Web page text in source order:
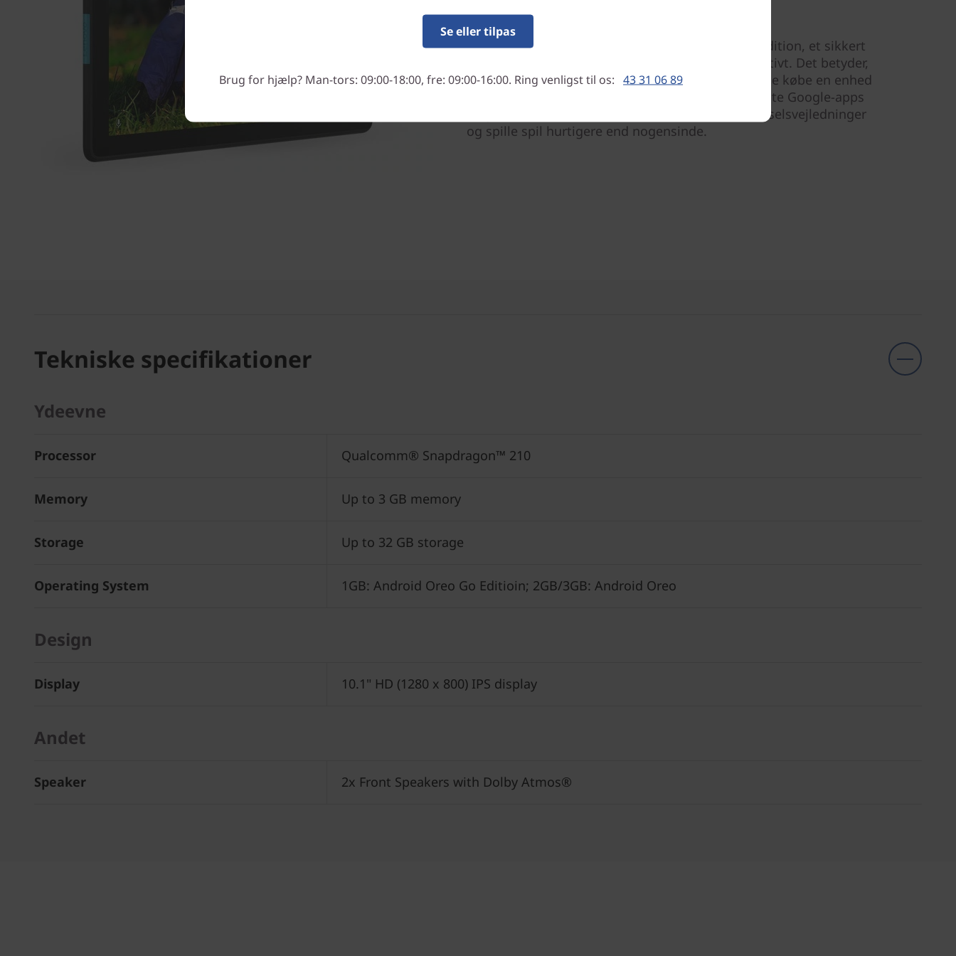
Klar, parat, start (1 GB-model)
Tab E10 med 1 GB kører på Android™ Oreo™ Go Edition, et sikkert
og let OS, som bruger din tablets ressourcer effektivt. Det betyder,
at du stadigvæk får en god oplevelse uden at skulle købe en enhed
i den dyre ende. Og de nye versioner af de velkendte Google-apps
betyder, at du kan sende e-mails, få svar, finde kørselsvejledninger
og spille spil hurtigere end nogensinde.
Tekniske specifikationer
Ydeevne
Processor Qualcomm® Snapdragon™ 210
Memory Up to 3 GB memory
Storage Up to 32 GB storage
Operating System 1GB: Android Oreo Go Editioin; 2GB/3GB: Android Oreo
Design
Display 10.1" HD (1280 x 800) IPS display
Andet
Speaker 2x Front Speakers with Dolby Atmos®
Se eller tilpas
Brug for hjælp? Man-tors: 09:00-18:00, fre: 09:00-16:00. Ring venligst til os: 43 31 06 89